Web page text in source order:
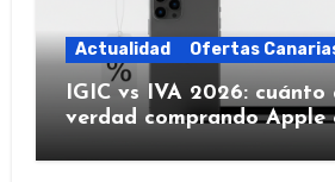
Actualidad Ofertas
IGIC vs IVA 2026: cuánto
verdad comprando Apple